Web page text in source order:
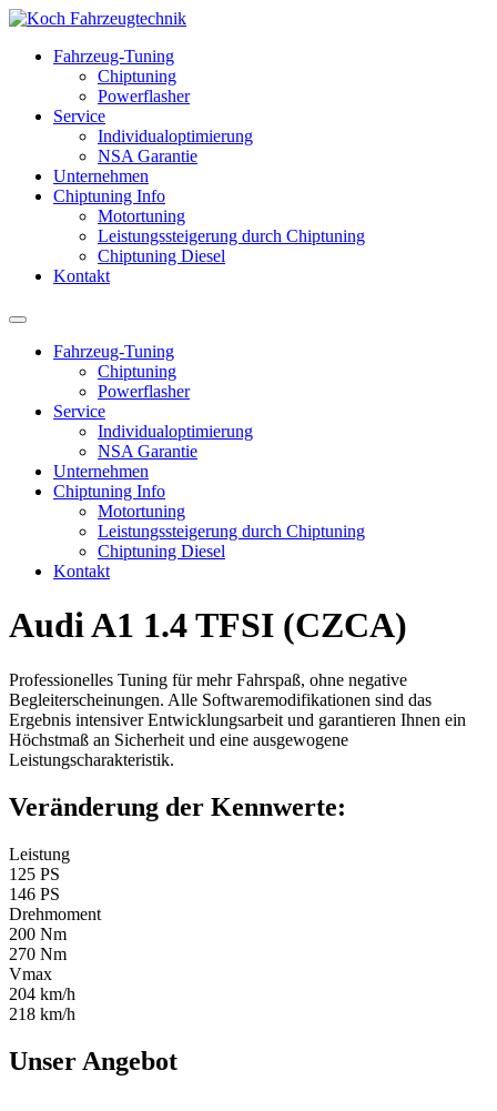
Fahrzeug-Tuning
Chiptuning
Powerflasher
Service
Individualoptimierung
NSA Garantie
Unternehmen
Chiptuning Info
Motortuning
Leistungssteigerung durch Chiptuning
Chiptuning Diesel
Kontakt
Fahrzeug-Tuning
Chiptuning
Powerflasher
Service
Individualoptimierung
NSA Garantie
Unternehmen
Chiptuning Info
Motortuning
Leistungssteigerung durch Chiptuning
Chiptuning Diesel
Kontakt
Audi A1 1.4 TFSI (CZCA)
Professionelles Tuning für mehr Fahrspaß, ohne negative
Begleiterscheinungen. Alle Softwaremodifikationen sind das
Ergebnis intensiver Entwicklungsarbeit und garantieren Ihnen ein
Höchstmaß an Sicherheit und eine ausgewogene
Leistungscharakteristik.
Veränderung der Kennwerte:
Leistung
125 PS
146 PS
Drehmoment
200 Nm
270 Nm
Vmax
204 km/h
218 km/h
Unser Angebot